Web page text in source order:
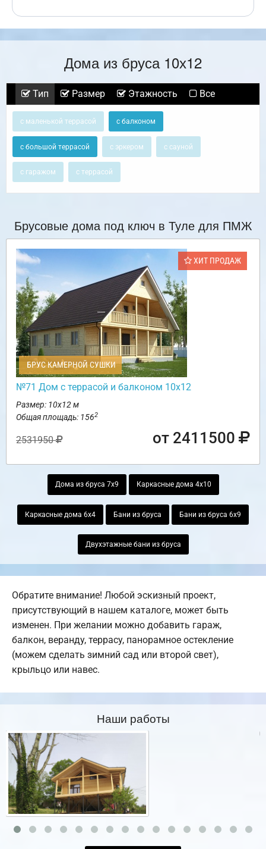
Дома из бруса 10х12
Тип Размер Этажность Все
с маленькой террасой с балконом
с большой террасой с эркером с сауной
с гаражом с террасой
Брусовые дома под ключ в Туле для ПМЖ
ХИТ ПРОДАЖ
БРУС КАМЕРНОЙ СУШКИ
№71 Дом с террасой и балконом 10х12
Размер: 10х12 м
Общая площадь: 1562
2531950 от 2411500
Дома из бруса 7х9 Каркасные дома 4х10
Каркасные дома 6х4 Бани из бруса Бани из бруса 6х9
Двухэтажные бани из бруса
Обратите внимание! Любой эскизный проект,
присутствующий в нашем каталоге, может быть
изменен. При желании можно добавить гараж,
балкон, веранду, террасу, панорамное остекление
(можем сделать зимний сад или второй свет),
крыльцо или навес.
Наши работы